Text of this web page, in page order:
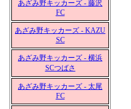
あざみ野キッカーズ - 藤沢
FC
あざみ野キッカーズ - KAZU
SC
あざみ野キッカーズ - 横浜
SCつばさ
あざみ野キッカーズ - 太尾
FC